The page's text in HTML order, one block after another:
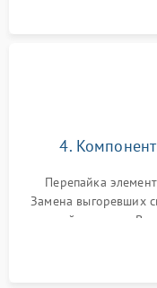
4.
Перепайка
Замена выгоревших
хрупкой матрицы.
прошивка